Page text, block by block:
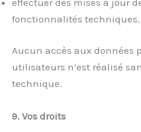
fonctionnalités techniques.
Aucun accès aux données
utilisateurs n’est réalisé
technique.
9. Vos droits